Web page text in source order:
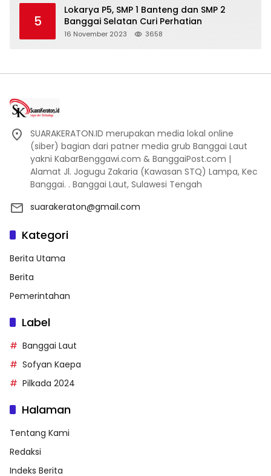
5
Lokarya P5, SMP 1 Banteng dan SMP 2
Banggai Selatan Curi Perhatian
16 November 2023 3658
SUARAKERATON.ID merupakan media lokal online
(siber) bagian dari patner media grub Banggai Laut
yakni KabarBenggawi.com & BanggaiPost.com |
Alamat Jl. Jogugu Zakaria (Kawasan STQ) Lampa, Kec
Banggai. . Banggai Laut, Sulawesi Tengah
suarakeraton@gmail.com
Kategori
Berita Utama
Berita
Pemerintahan
Label
Banggai Laut
Sofyan Kaepa
Pilkada 2024
Halaman
Tentang Kami
Redaksi
Indeks Berita